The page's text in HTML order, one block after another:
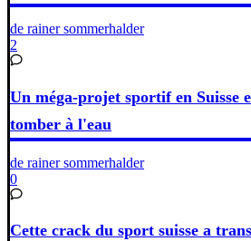
de rainer sommerhalder
2
Un méga-projet sportif en Suisse
tomber à l'eau
de rainer sommerhalder
0
Cette crack du sport suisse a